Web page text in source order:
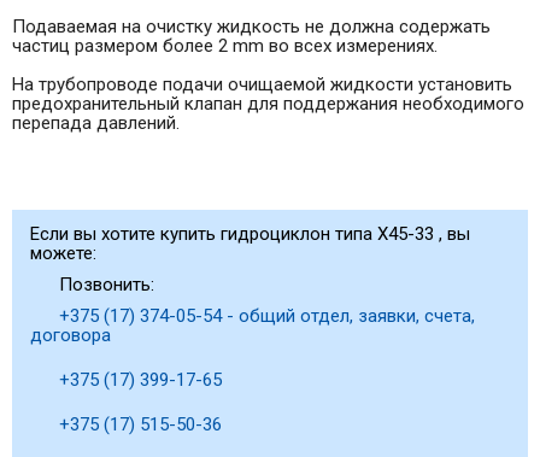
Подаваемая на очистку жидкость не должна содержать
частиц размером более 2 mm во всех измерениях.
На трубопроводе подачи очищаемой жидкости установить
предохранительный клапан для поддержания необходимого
перепада давлений.
Если вы хотите купить гидроциклон типа Х45-33 , вы
можете:
Позвонить:
+375 (17) 374-05-54 - общий отдел, заявки, счета,
договора
+375 (17) 399-17-65
+375 (17) 515-50-36